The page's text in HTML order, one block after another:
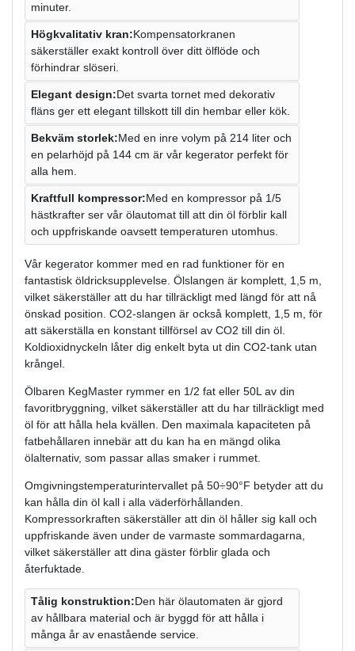
minuter.
Högkvalitativ kran:Kompensatorkranen
säkerställer exakt kontroll över ditt ölflöde och
förhindrar slöseri.
Elegant design:Det svarta tornet med dekorativ
fläns ger ett elegant tillskott till din hembar eller kök.
Bekväm storlek:Med en inre volym på 214 liter och
en pelarhöjd på 144 cm är vår kegerator perfekt för
alla hem.
Kraftfull kompressor:Med en kompressor på 1/5
hästkrafter ser vår ölautomat till att din öl förblir kall
och uppfriskande oavsett temperaturen utomhus.
Vår kegerator kommer med en rad funktioner för en
fantastisk öldricksupplevelse. Ölslangen är komplett, 1,5 m,
vilket säkerställer att du har tillräckligt med längd för att nå
önskad position. CO2-slangen är också komplett, 1,5 m, för
att säkerställa en konstant tillförsel av CO2 till din öl.
Koldioxidnyckeln låter dig enkelt byta ut din CO2-tank utan
krångel.
Ölbaren KegMaster rymmer en 1/2 fat eller 50L av din
favoritbryggning, vilket säkerställer att du har tillräckligt med
öl för att hålla hela kvällen. Den maximala kapaciteten på
fatbehållaren innebär att du kan ha en mängd olika
ölalternativ, som passar allas smaker i rummet.
Omgivningstemperaturintervallet på 50÷90°F betyder att du
kan hålla din öl kall i alla väderförhållanden.
Kompressorkraften säkerställer att din öl håller sig kall och
uppfriskande även under de varmaste sommardagarna,
vilket säkerställer att dina gäster förblir glada och
återfuktade.
Tålig konstruktion:Den här ölautomaten är gjord
av hållbara material och är byggd för att hålla i
många år av enastående service.